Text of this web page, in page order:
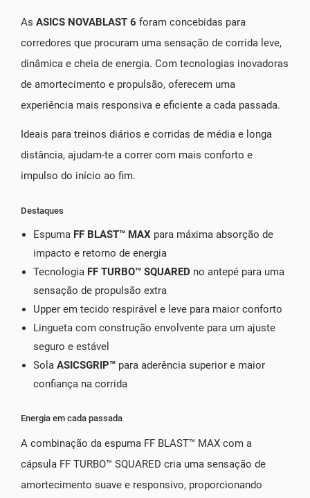
As ASICS NOVABLAST 6 foram concebidas para
corredores que procuram uma sensação de corrida leve,
dinâmica e cheia de energia. Com tecnologias inovadoras
de amortecimento e propulsão, oferecem uma
experiência mais responsiva e eficiente a cada passada.
Ideais para treinos diários e corridas de média e longa
distância, ajudam-te a correr com mais conforto e
impulso do início ao fim.
Destaques
Espuma FF BLAST™ MAX para máxima absorção de
impacto e retorno de energia
Tecnologia FF TURBO™ SQUARED no antepé para uma
sensação de propulsão extra
Upper em tecido respirável e leve para maior conforto
Lingueta com construção envolvente para um ajuste
seguro e estável
Sola ASICSGRIP™ para aderência superior e maior
confiança na corrida
Energia em cada passada
A combinação da espuma FF BLAST™ MAX com a
cápsula FF TURBO™ SQUARED cria uma sensação de
amortecimento suave e responsivo, proporcionando